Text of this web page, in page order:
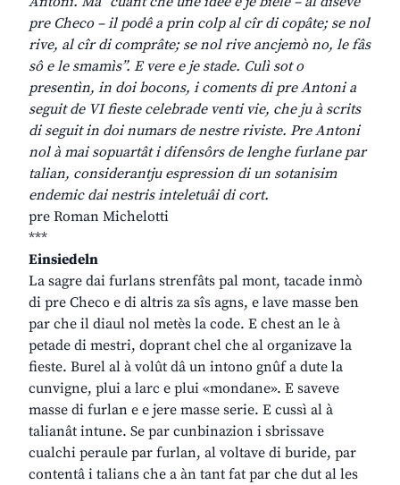
pre Checo – il podê a prin colp al cîr di copâte; se nol
rive, al cîr di comprâte; se nol rive ancjemò no, le fâs
sô e le smamìs”. E vere e je stade. Culì sot o
presentìn, in doi bocons, i coments di pre Antoni a
seguit de VI fieste celebrade venti vie, che ju à scrits
di seguit in doi numars de nestre riviste. Pre Antoni
nol à mai sopuartât i difensôrs de lenghe furlane par
talian, considerantju espression di un sotanisim
endemic dai nestris inteletuâi di cort.
pre Roman Michelotti
***
Einsiedeln
La sagre dai furlans strenfâts pal mont, tacade inmò
di pre Checo e di altris za sîs agns, e lave masse ben
par che il diaul nol metès la code. E chest an le à
petade di mestri, doprant chel che al organizave la
fieste. Burel al à volût dâ un intono gnûf a dute la
cunvigne, plui a larc e plui «mondane». E saveve
masse di furlan e e jere masse serie. E cussì al à
talianât intune. Se par cunbinazion i sbrissave
cualchi peraule par furlan, al voltave di buride, par
contentâ i talians che a àn tant fat par che dut al les